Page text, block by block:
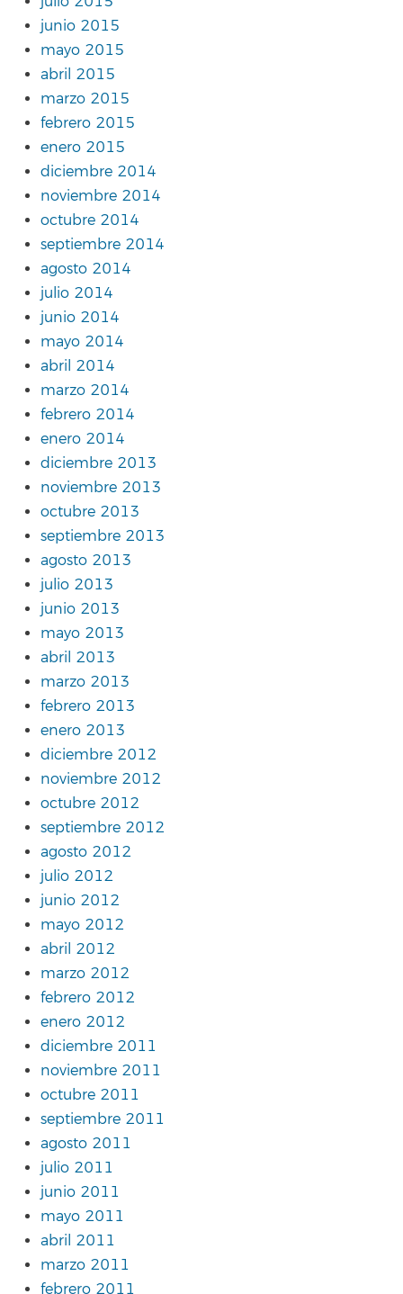
junio 2015
mayo 2015
abril 2015
marzo 2015
febrero 2015
enero 2015
diciembre 2014
noviembre 2014
octubre 2014
septiembre 2014
agosto 2014
julio 2014
junio 2014
mayo 2014
abril 2014
marzo 2014
febrero 2014
enero 2014
diciembre 2013
noviembre 2013
octubre 2013
septiembre 2013
agosto 2013
julio 2013
junio 2013
mayo 2013
abril 2013
marzo 2013
febrero 2013
enero 2013
diciembre 2012
noviembre 2012
octubre 2012
septiembre 2012
agosto 2012
julio 2012
junio 2012
mayo 2012
abril 2012
marzo 2012
febrero 2012
enero 2012
diciembre 2011
noviembre 2011
octubre 2011
septiembre 2011
agosto 2011
julio 2011
junio 2011
mayo 2011
abril 2011
marzo 2011
febrero 2011